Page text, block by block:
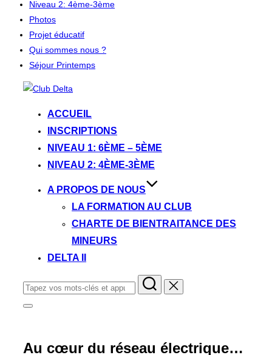
Niveau 2: 4ème-3ème
Photos
Projet éducatif
Qui sommes nous ?
Séjour Printemps
ACCUEIL
INSCRIPTIONS
NIVEAU 1: 6ÈME – 5ÈME
NIVEAU 2: 4ÈME-3ÈME
A PROPOS DE NOUS
LA FORMATION AU CLUB
CHARTE DE BIENTRAITANCE DES
MINEURS
DELTA II
Rechercher :
Permuter
et
Au cœur du réseau électrique…